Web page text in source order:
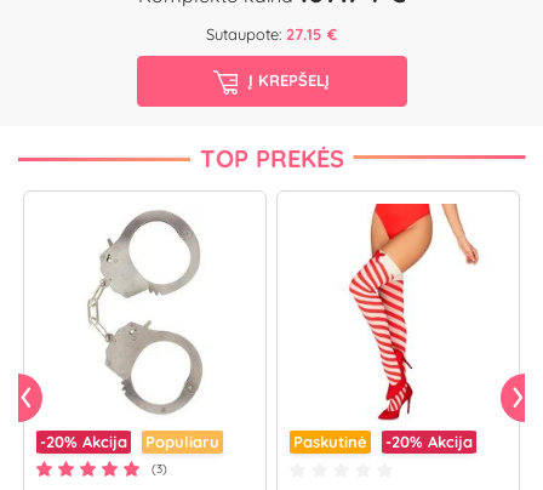
Sutaupote: 27.15 €
Į KREPŠELĮ
TOP PREKĖS
-20% Akcija Populiaru
(3)
Paskutinė -20% Akcija